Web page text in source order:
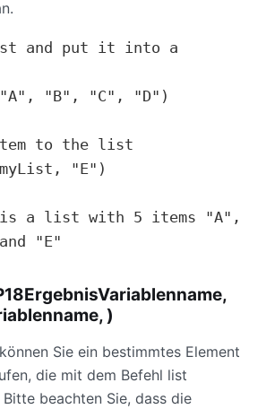
and put it into a
"B", "C", "D")
to the list
"E")
a list with 5 items "A",
)
Sie ein bestimmtes Element
die mit dem Befehl list
beachten Sie, dass die